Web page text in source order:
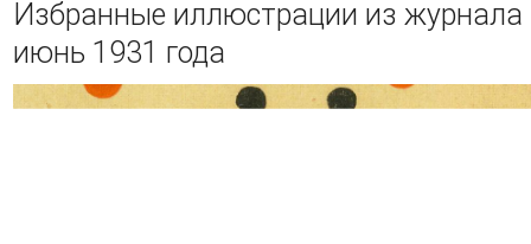
Избранные иллюстрации из журнала
июнь 1931 года